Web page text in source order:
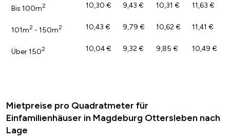
Bis 100m2 10,30 € 9,43 € 10,31 € 11,63 €
101m2 - 150m2 10,43 € 9,79 € 10,62 € 11,41 €
Über 1502 10,04 € 9,32 € 9,85 € 10,49 €
Mietpreise pro Quadratmeter für
Einfamilienhäuser in Magdeburg Ottersleben nach
Lage